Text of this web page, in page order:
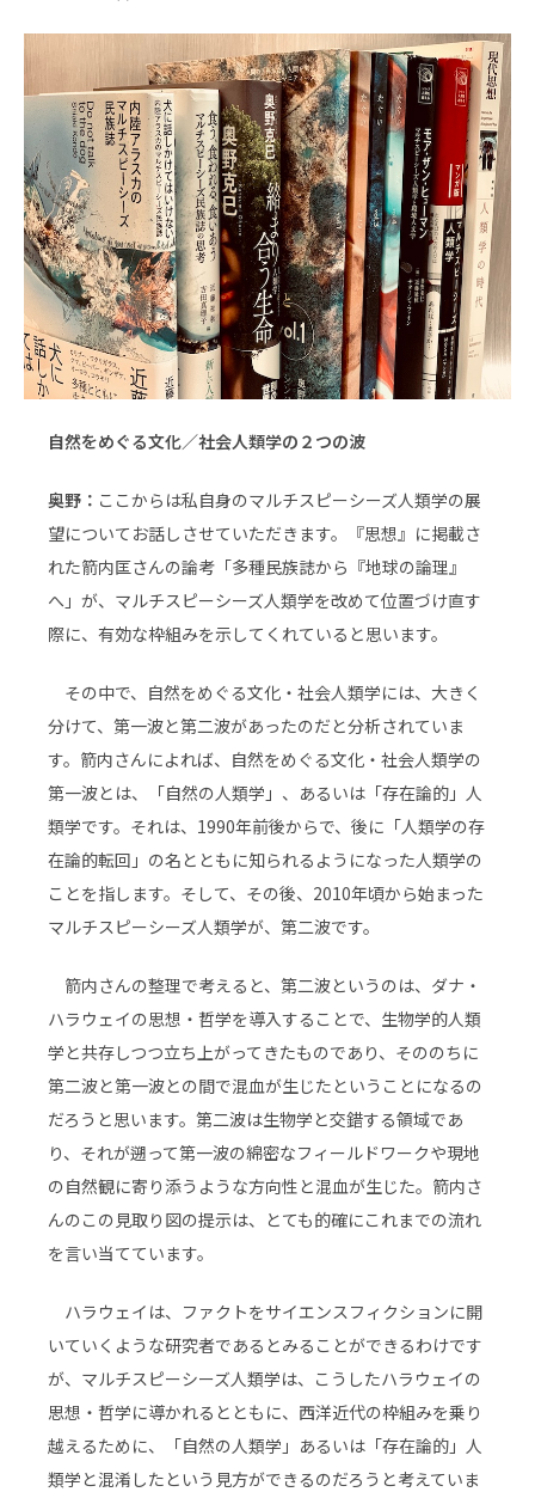
自然をめぐる文化／社会人類学の２つの波
奥野： ここからは私自身のマルチスピーシーズ人類学の展
望についてお話しさせていただきます。『思想』に掲載さ
れた箭内匡さんの論考「多種民族誌から『地球の論理』
へ」が、マルチスピーシーズ人類学を改めて位置づけ直す
際に、有効な枠組みを示してくれていると思います。
その中で、自然をめぐる文化・社会人類学には、大きく
分けて、第一波と第二波があったのだと分析されていま
す。箭内さんによれば、自然をめぐる文化・社会人類学の
第一波とは、「自然の人類学」、あるいは「存在論的」人
類学です。それは、1990年前後からで、後に「人類学の存
在論的転回」の名とともに知られるようになった人類学の
ことを指します。そして、その後、2010年頃から始まった
マルチスピーシーズ人類学が、第二波です。
箭内さんの整理で考えると、第二波というのは、ダナ・
ハラウェイの思想・哲学を導入することで、生物学的人類
学と共存しつつ立ち上がってきたものであり、そののちに
第二波と第一波との間で混血が生じたということになるの
だろうと思います。第二波は生物学と交錯する領域であ
り、それが遡って第一波の綿密なフィールドワークや現地
の自然観に寄り添うような方向性と混血が生じた。箭内さ
んのこの見取り図の提示は、とても的確にこれまでの流れ
を言い当てています。
ハラウェイは、ファクトをサイエンスフィクションに開
いていくような研究者であるとみることができるわけです
が、マルチスピーシーズ人類学は、こうしたハラウェイの
思想・哲学に導かれるとともに、西洋近代の枠組みを乗り
越えるために、「自然の人類学」あるいは「存在論的」人
類学と混淆したという見方ができるのだろうと考えていま